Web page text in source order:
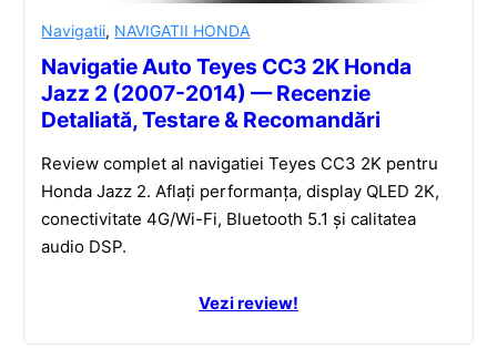
Navigatii, NAVIGATII HONDA
Navigatie Auto Teyes CC3 2K Honda
Jazz 2 (2007-2014) — Recenzie
Detaliată, Testare & Recomandări
Review complet al navigatiei Teyes CC3 2K pentru
Honda Jazz 2. Aflați performanța, display QLED 2K,
conectivitate 4G/Wi-Fi, Bluetooth 5.1 și calitatea
audio DSP.
Vezi review!